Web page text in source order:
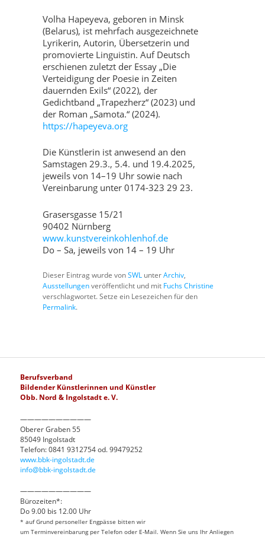
Volha Hapeyeva, geboren in Minsk
(Belarus), ist mehrfach ausgezeichnete
Lyrikerin, Autorin, Übersetzerin und
promovierte Linguistin. Auf Deutsch
erschienen zuletzt der Essay „Die
Verteidigung der Poesie in Zeiten
dauernden Exils“ (2022), der
Gedichtband „Trapezherz“ (2023) und
der Roman „Samota.“ (2024).
https://hapeyeva.org
Die Künstlerin ist anwesend an den
Samstagen 29.3., 5.4. und 19.4.2025,
jeweils von 14–19 Uhr sowie nach
Vereinbarung unter 0174-323 29 23.
Grasersgasse 15/21
90402 Nürnberg
www.kunstvereinkohlenhof.de
Do – Sa, jeweils von 14 – 19 Uhr
Dieser Eintrag wurde vonSWL unterArchiv,
Ausstellungenveröffentlicht und mit Fuchs Christine
verschlagwortet. Setze ein Lesezeichen für den
Permalink.
Berufsverband
Bildender Künstlerinnen und Künstler
Obb. Nord & Ingolstadt e. V.
——————————
Oberer Graben 55
85049 Ingolstadt
Telefon: 0841 9312754 od. 99479252
www.bbk-ingolstadt.de
info@bbk-ingolstadt.de
——————————
Bürozeiten*:
Do 9.00 bis 12.00 Uhr
* auf Grund personeller Engpässe bitten wir
um Terminvereinbarung per Telefon oder E-Mail. Wenn Sie uns Ihr Anliegen